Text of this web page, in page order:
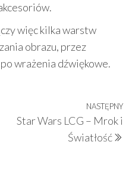
więc kilka warstw
obrazu, przez
wrażenia dźwiękowe.
NASTĘPNY
Star Wars LCG – Mrok i
Światłość